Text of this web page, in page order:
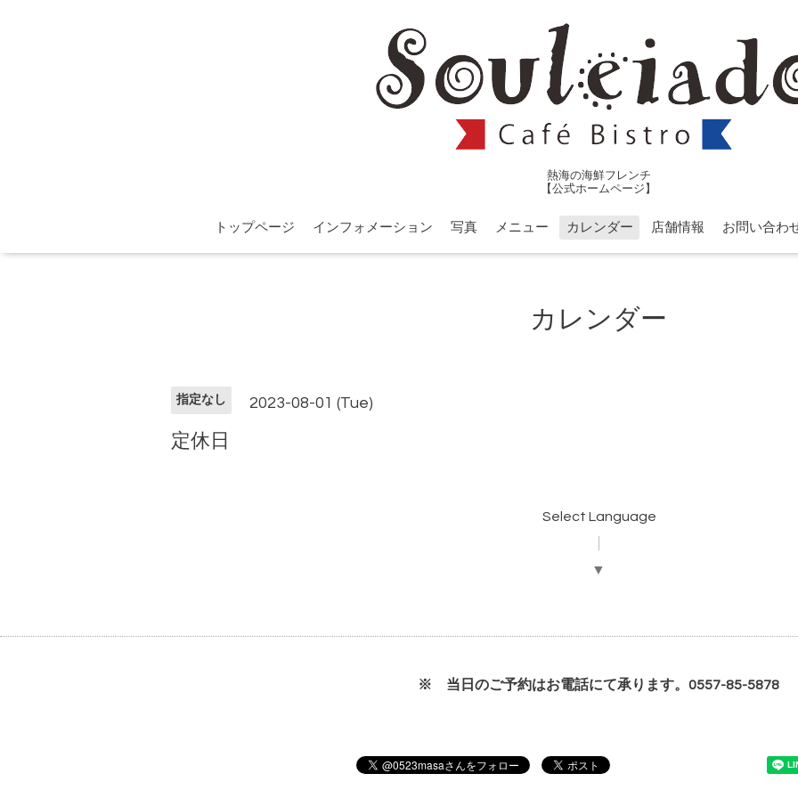
熱海の海鮮フレンチ
【公式ホームページ】
トップページ インフォメーション 写真 メニュー カレンダー 店舗情報 お問い合わ
カレンダー
指定なし 2023-08-01 (Tue)
定休日
Select Language
▼
※ 当日のご予約はお電話にて承ります。0557-85-5878